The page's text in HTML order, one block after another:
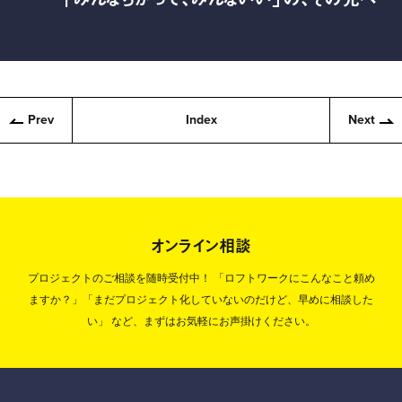
Prev Index Next
オンライン相談
プロジェクトのご相談を随時受付中！
「ロフトワークにこんなこと頼め
ますか？」「まだプロジェクト化していないのだけど、早めに相談した
い」
など、まずはお気軽にお声掛けください。